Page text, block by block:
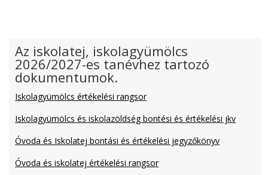
Az iskolatej, iskolagyümölcs
2026/2027-es tanévhez tartozó
dokumentumok.
Iskolagyümölcs értékelési rangsor
Iskolagyümölcs és iskolazöldség bontési és értékelési jkv
Óvoda és Iskolatej bontási és értékelési jegyzőkönyv
Óvoda és iskolatej értékelési rangsor